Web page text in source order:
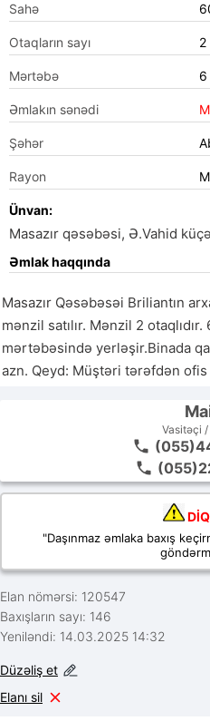
Sahə
Otaqların sayı 2
Mərtəbə 6
Əmlakın sənədi
Şəhər
Rayon
Ünvan:
Masazır qəsəbəsi, Ə.Vahid
Əmlak haqqında
Masazır Qəsəbəsəi Briliantın
mənzil satılır. Mənzil 2
mərtəbəsində yerləşir.Binada
azn. Qeyd: Müştəri tərəfdən ofis
Vasitəçi
"Daşınmaz əmlaka baxış
Elan nömərsi: 120547
Baxışların sayı: 146
Yeniləndi: 14.03.2025 14:32
Düzəliş et
Elanı sil